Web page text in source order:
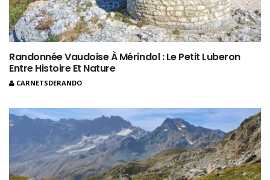
Randonnée Vaudoise À Mérindol : Le Petit Luberon
Entre Histoire Et Nature
CARNETSDERANDO